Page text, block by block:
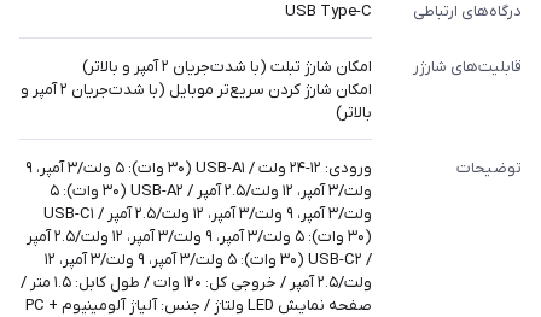
درگاه‌های ارتباطی USB Type-C
قابلیت‌های شارژر
امکان شارژ تبلت (با شدت‌جریان ۲ آمپر و بالاتر)
امکان شارژ کردن سریع‌تر موبایل (با شدت‌جریان ۲ آمپر و
بالاتر)
توضیحات
ورودی: ۱۲-۲۴ ولت / USB-A۱ (۳۰ وات): ۵ ولت/۳ آمپر، ۹
ولت/۳ آمپر، ۱۲ ولت/۲.۵ آمپر / USB-A۲ (۳۰ وات): ۵
ولت/۳ آمپر، ۹ ولت/۳ آمپر، ۱۲ ولت/۲.۵ آمپر / USB-C۱
(۳۰ وات): ۵ ولت/۳ آمپر، ۹ ولت/۳ آمپر، ۱۲ ولت/۲.۵ آمپر
/ USB-C۲ (۳۰ وات): ۵ ولت/۳ آمپر، ۹ ولت/۳ آمپر، ۱۲
ولت/۲.۵ آمپر / خروجی کل: ۱۲۰ وات / طول کابل: ۱.۵ متر /
صفحه نمایش LED ولتاژ / جنس: آلیاژ آلومینیوم + PC